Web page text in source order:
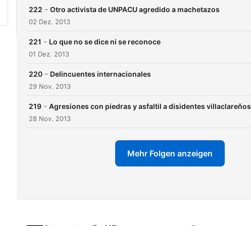
222 - Otro activista de UNPACU agredido a machetazos
02 Dez. 2013
221 - Lo que no se dice ni se reconoce
01 Dez. 2013
220 - Delincuentes internacionales
29 Nov. 2013
219 - Agresiones con piedras y asfaltil a disidentes villaclareños
28 Nov. 2013
Mehr Folgen anzeigen